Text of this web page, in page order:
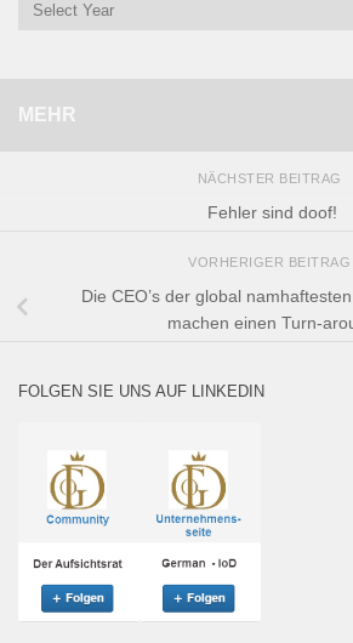
MEHR
NÄCHSTER BEITRAG
Fehler sind doof!
VORHERIGER BEITRAG
Die CEO’s der global
machen einen Turn-
FOLGEN SIE UNS AUF LINKEDIN